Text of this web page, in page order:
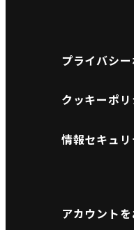
プライバシ
クッキーポリ
情報セキュ
アカウント